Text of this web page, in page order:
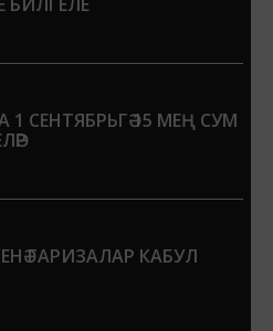
1 СЕНТЯБРЬГӘ 15 МЕҢ СУМ
ГАРИЗАЛАР КАБУЛ